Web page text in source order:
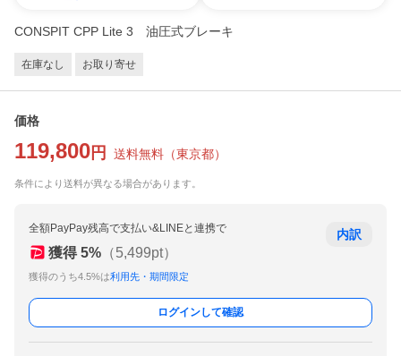
CONSPIT CPP Lite 3 油圧式ブレーキ
在庫なし お取り寄せ
価格
119,800 円 送料無料 （東京都）
条件により送料が異なる場合があります。
全額PayPay残高で支払い&LINEと連携で
獲得 5% （5,499pt）
獲得のうち4.5%は利用先・期間限定
内訳
ログインして確認